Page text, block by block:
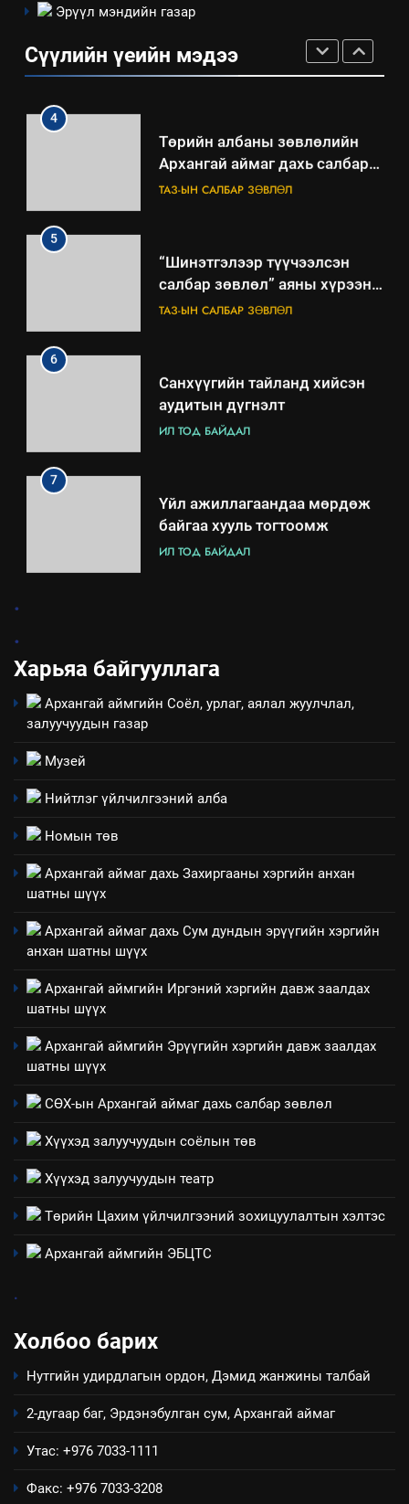
Эрүүл мэндийн газар
Сүүлийн үеийн мэдээ
4
Төрийн албаны зөвлөлийн
Архангай аймаг дахь салбар
ажиллагааны жилийн
ТАЗ-ЫН САЛБАР ЗӨВЛӨЛ
5
“Шинэтгэлээр түүчээлсэн
салбар зөвлөл” аяны хүрээнд
хэмжээний төлөвлөгөө
ТАЗ-ЫН САЛБАР ЗӨВЛӨЛ
6
Санхүүгийн тайланд хийсэн
аудитын дүгнэлт
ИЛ ТОД БАЙДАЛ
7
Үйл ажиллагаандаа мөрдөж
байгаа хууль тогтоомж
ИЛ ТОД БАЙДАЛ
үйлдвэрлэл, үйлчилгээ,
технологийн хүн, мал, амьтны
мэдээлэл
ИЛ ТОД БАЙДАЛ
1
2
ШИЙДНЭ” ӨДРИЙГ ЗОХИОН
3
4
Төрийн албаны зөвлөлийн
зөвлөлийн 2025 оны үйл
төлөвлөгөө
ТАЗ-ЫН САЛБАР ЗӨВЛӨЛ
“Шинэтгэлээр түүчээлсэн
зохион байгуулах арга
ИЛ ТОД БАЙДАЛ
байгаа хууль тогтоомж
.
.
Харьяа байгууллага
Архангай аймгийн Соёл, урлаг, аялал жуулчлал,
залуучуудын газар
Музей
Нийтлэг үйлчилгээний алба
Номын төв
Архангай аймаг дахь Захиргааны хэргийн анхан
шатны шүүх
Архангай аймаг дахь Сум дундын эрүүгийн хэргийн
анхан шатны шүүх
Архангай аймгийн Иргэний хэргийн давж заалдах
шатны шүүх
Архангай аймгийн Эрүүгийн хэргийн давж заалдах
шатны шүүх
СӨХ-ын Архангай аймаг дахь салбар зөвлөл
Хүүхэд залуучуудын соёлын төв
Хүүхэд залуучуудын театр
Төрийн Цахим үйлчилгээний зохицуулалтын хэлтэс
Архангай аймгийн ЭБЦТС
.
Холбоо барих
Нутгийн удирдлагын ордон, Дэмид жанжины талбай
2-дугаар баг, Эрдэнэбулган сум, Архангай аймаг
Утас: +976 7033-1111
Факс: +976 7033-3208